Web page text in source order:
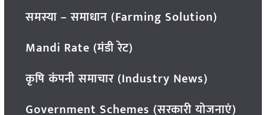
समस्या – समाधान (Farming Solution)
Mandi Rate (मंडी रेट)
कृषि कंपनी समाचार (Industry News)
Government Schemes (सरकारी योजनाएं)